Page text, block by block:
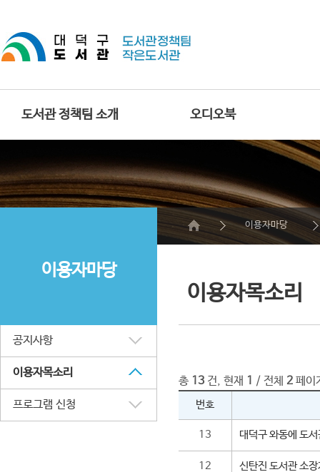
도서관 정책팀 소개 오디오북
이용자마당
이용자마당
공지사항
이용자목소리
프로그램 신청
이용자목소리
총 13 건, 현재 1 / 전체 2 페이
번호
13 대덕구 와동에 도
12 신탄진 도서관 소